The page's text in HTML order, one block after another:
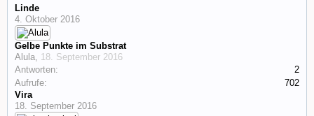
Linde
4. Oktober 2016
Gelbe Punkte im Substrat
Alula, 18. September 2016
Antworten:
2
Aufrufe:
702
Vira
18. September 2016